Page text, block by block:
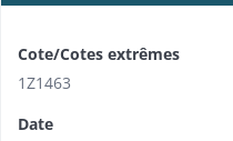
Cote/Cotes extrêmes
1Z1463
Date